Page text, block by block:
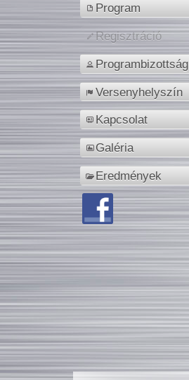
Program
Regisztráció
Programbizottság
Versenyhelyszín
Kapcsolat
Galéria
Eredmények